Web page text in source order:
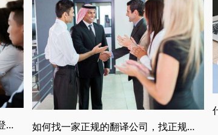
关于涉外公证文件翻译，涉外婚姻登记，留学翻译介绍 如何找一家正规的翻译公司，找正规翻译公司有哪些要求